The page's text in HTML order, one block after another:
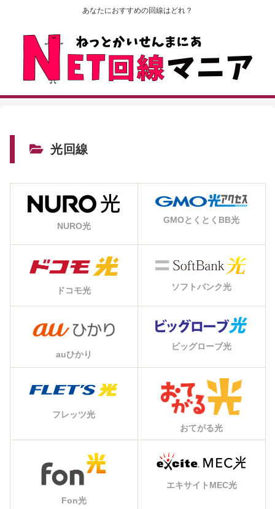
あなたにおすすめの回線はどれ？
光回線
NURO光
GMOとくとくBB光
ドコモ光 ソフトバンク光
auひかり
ビッグローブ光
フレッツ光
おてがる光
Fon光
エキサイトMEC光